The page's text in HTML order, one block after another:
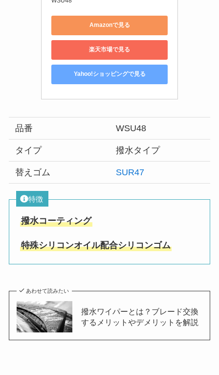
Amazonで見る
楽天市場で見る
Yahoo!ショッピングで見る
品番 WSU48
タイプ 撥水タイプ
替えゴム SUR47
特徴
撥水コーティング
特殊シリコンオイル配合シリコンゴム
あわせて読みたい
撥水ワイパーとは？ブレード交換
するメリットやデメリットを解説